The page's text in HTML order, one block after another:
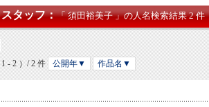
スタッフ：「 須田裕美子 」の人名検索結果 2 件
- 2 ）/ 2 件 公開年▼ 作品名▼